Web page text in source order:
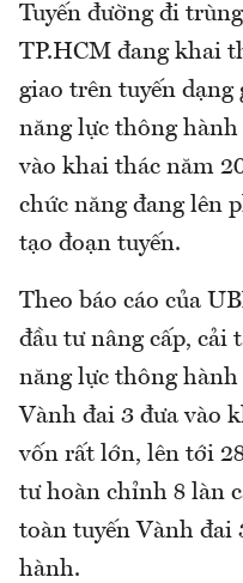
Tuyến đường đi
TP.HCM đang khai
giao trên tuyến dạng
năng lực thông
vào khai thác năm
chức năng đang lên
tạo đoạn tuyến.
Theo báo cáo của
đầu tư nâng cấp, cải
năng lực thông
Vành đai 3 đưa vào
vốn rất lớn, lên tới
tư hoàn chỉnh 8 làn
toàn tuyến Vành đai
hành.